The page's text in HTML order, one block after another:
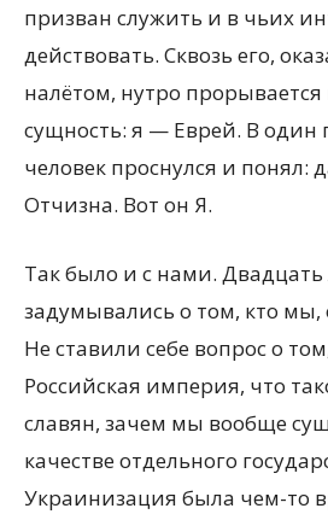
призван служить и в чьих
действовать. Сквозь его,
налётом, нутро
сущность: я — Еврей. В один
человек проснулся и понял:
Отчизна. Вот он Я.
Так было и с нами.
задумывались о том, кто
Не ставили себе вопрос о
Российская империя, что
славян, зачем мы вообще
качестве отдельного
Украинизация была чем-то